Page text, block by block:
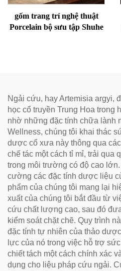
gốm trang trí nghệ thuật
Porcelain bộ sưu tập Shuhe
Ngải cứu, hay Artemisia argyi,
học cổ truyền Trung Hoa trong
nhờ những đặc tính chữa lành
Wellness, chúng tôi khai thác
dược cổ xưa này thông qua
chế tác một cách tỉ mỉ, trải qua
trong môi trường có độ cao
cường các đặc tính dược liệu
phẩm của chúng tôi mang lại
xuất của chúng tôi bắt đầu từ
cứu chất lượng cao, sau đó
kiểm soát chặt chẽ. Quy trình
đặc tính tự nhiên của thảo
lực của nó trong việc hỗ trợ
chiết tách một cách chính xác
dụng cho liệu pháp cứu ngải.